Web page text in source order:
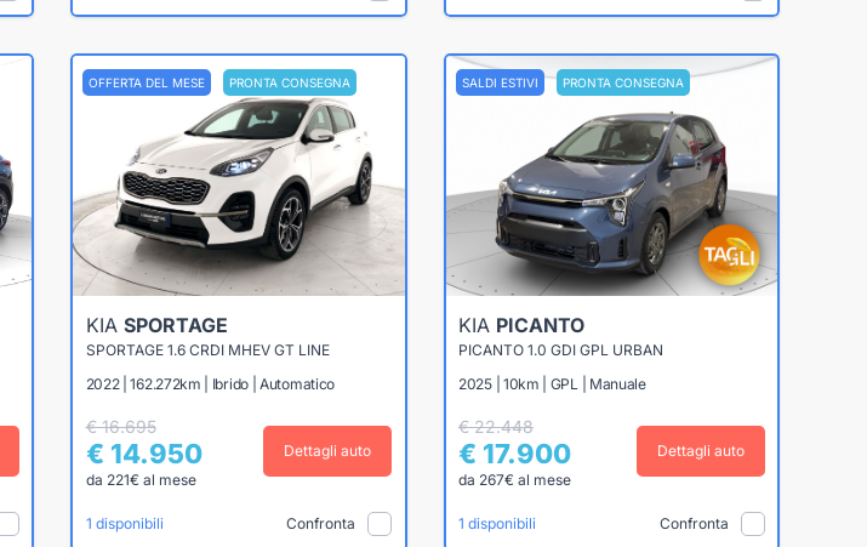
OFFERTA DEL MESE PRONTA CONSEGNA
KIA SPORTAGE
SPORTAGE 1.6 CRDI MHEV GT LINE
2022 | 162.272km | Ibrido | Automatico
€ 16.695
€ 14.950
da 221€ al mese
Dettagli auto
1 disponibili Confronta
SALDI ESTIVI PRONTA CONSEGNA
KIA PICANTO
PICANTO 1.0 GDI GPL URBAN
2025 | 10km | GPL | Manuale
€ 22.448
€ 17.900
da 267€ al mese
Dettagli auto
1 disponibili Confronta